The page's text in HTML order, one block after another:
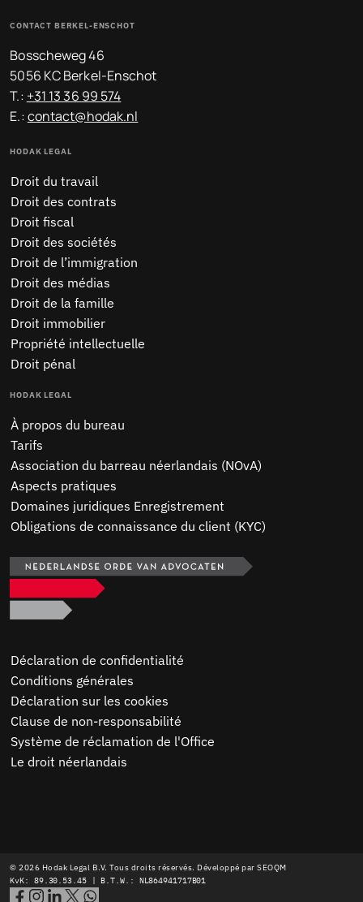
CONTACT BERKEL-ENSCHOT
Bosscheweg 46
5056 KC Berkel-Enschot
T.: +31 13 36 99 574
E.:contact@hodak.nl
HODAK LEGAL
Droit du travail
Droit des contrats
Droit fiscal
Droit des sociétés
Droit de l’immigration
Droit des médias
Droit de la famille
Droit immobilier
Propriété intellectuelle
Droit pénal
HODAK LEGAL
À propos du bureau
Tarifs
Association du barreau néerlandais (NOvA)
Aspects pratiques
Domaines juridiques Enregistrement
Obligations de connaissance du client (KYC)
Déclaration de confidentialité
Conditions générales
Déclaration sur les cookies
Clause de non-responsabilité
Système de réclamation de l'Office
Le droit néerlandais
© 2026 Hodak Legal B.V. Tous droits réservés. Développé parSEOQM
KvK: 89.30.53.45 | B.T.W.: NL864941717B01